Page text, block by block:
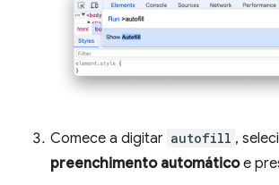
Comece a digitar autofill ,
preenchimento automáticoe